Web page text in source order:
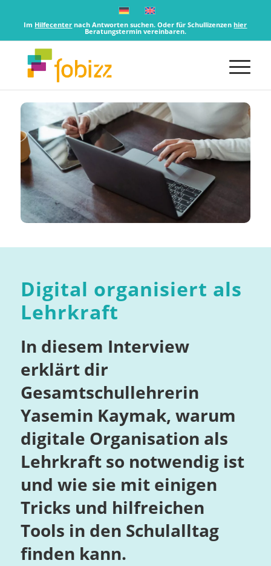
Im Hilfecenter nach Antworten suchen. Oder für Schullizenzenhier
Beratungstermin vereinbaren.
Digital organisiert als
Lehrkraft
In diesem Interview
erklärt dir
Gesamtschullehrerin
Yasemin Kaymak, warum
digitale Organisation als
Lehrkraft so notwendig ist
und wie sie mit einigen
Tricks und hilfreichen
Tools in den Schulalltag
finden kann.